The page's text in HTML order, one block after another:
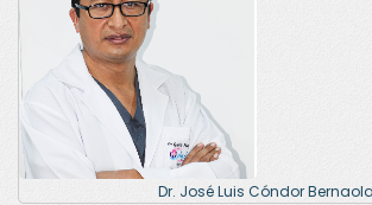
Dr. José Luis Cóndor Bernaola